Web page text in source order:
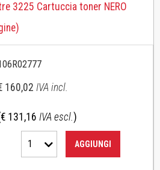
3225 Cartuccia toner NERO
160,02 IVA incl.
131,16 IVA escl.)
1 AGGIUNGI